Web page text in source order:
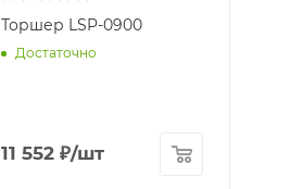
Торшер LSP-0900
Достаточно
11 552 ₽/шт